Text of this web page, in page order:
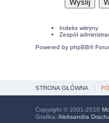
Indeks witryny
Zespół
Powered by phpBB®
STRONA GŁÓWNA
Copyright © 2001-2010
Grafika: Aleksandra